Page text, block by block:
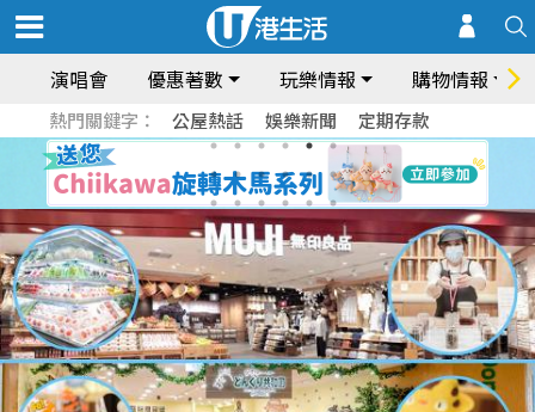
演唱會 優惠著數 玩樂情報 購物情報
熱門關鍵字： 公屋熱話 娛樂新聞 定期存款